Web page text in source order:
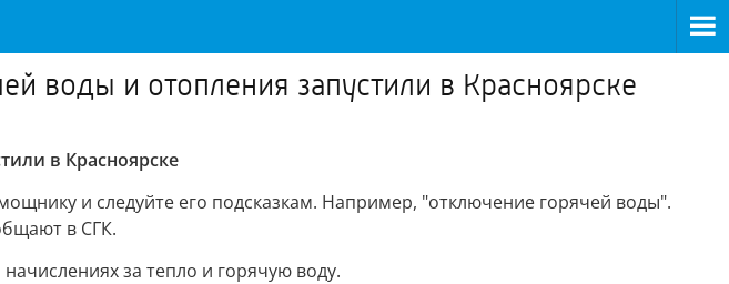
воды и отопления запустили в Красноярске
в Красноярске
и следуйте его подсказкам. Например, "отключение горячей воды".
в СГК.
за тепло и горячую воду.